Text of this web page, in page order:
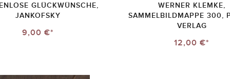
GLÜCKWÜNSCHE,
JANKOFSKY
9,00 €*
WERNER KLEMKE,
SAMMELBILDMAPPE 300,
VERLAG
12,00 €*